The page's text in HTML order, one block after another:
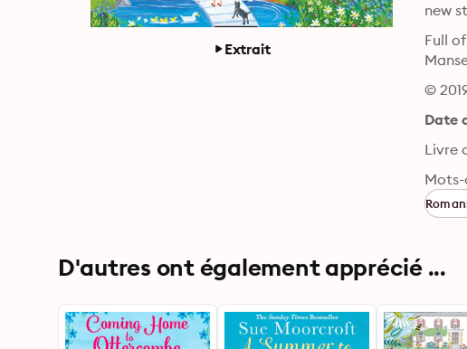
Extrait
new
Full
©
Date
Livre
Mots-
D'autres ont également apprécié ...